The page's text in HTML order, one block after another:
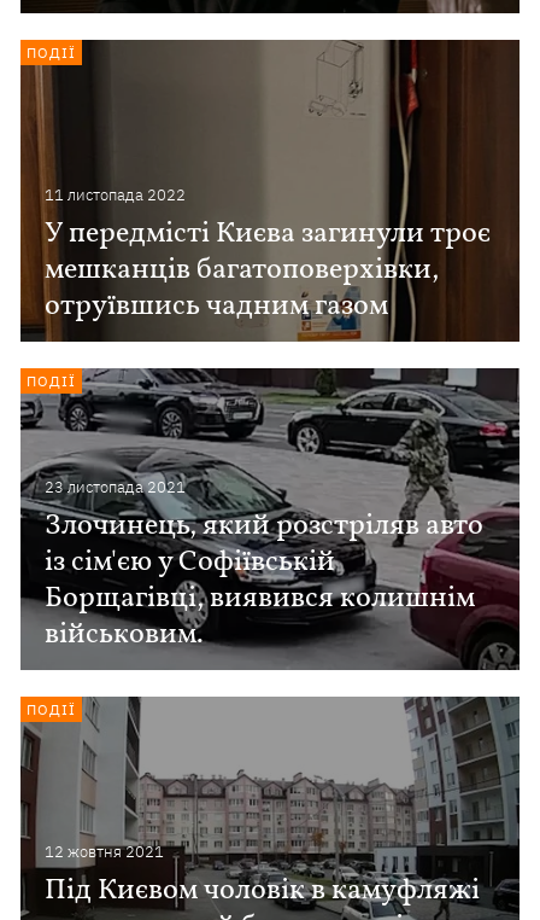
11 листопада 2022
У передмісті Києва загинули троє
мешканців багатоповерхівки,
отруївшись чадним газом
ПОДІЇ
23 листопада 2021
Злочинець, який розстріляв авто
із сім'єю у Софіївській
Борщагівці, виявився колишнім
військовим.
ПОДІЇ
12 жовтня 2021
Під Києвом чоловік в камуфляжі
ПОДІЇ